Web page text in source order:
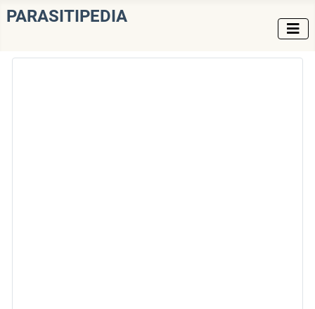
PARASITIPEDIA